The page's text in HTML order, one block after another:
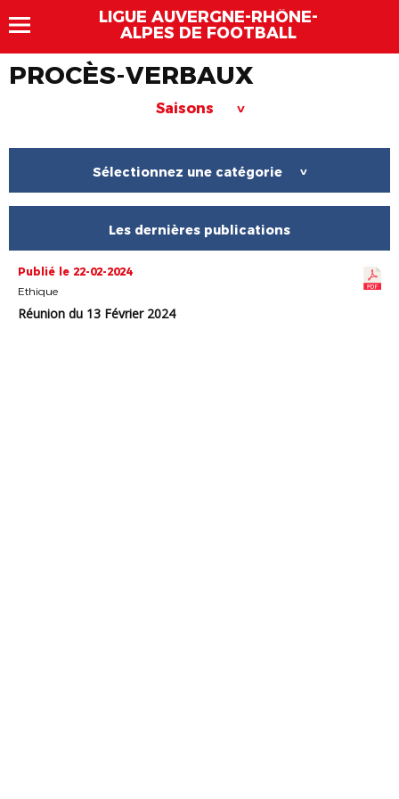
LIGUE AUVERGNE-RHÔNE-
ALPES DE FOOTBALL
PROCÈS-VERBAUX
Saisons >
Sélectionnez une catégorie >
Les dernières publications
Publié le 22-02-2024
Ethique
Réunion du 13 Février 2024